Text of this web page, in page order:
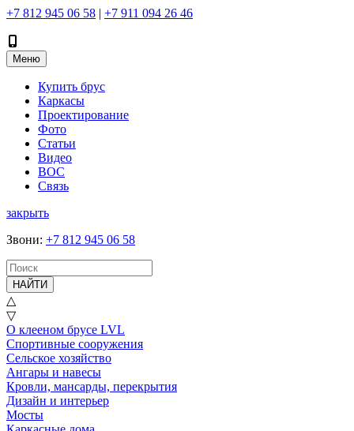
+7 812 945 06 58 | +7 911 094 26 46
Меню
Купить брус
Каркасы
Проектирование
Фото
Статьи
Видео
ВОС
Связь
закрыть
Звони: +7 812 945 06 58
НАЙТИ
△
▽
О клееном брусе LVL
Спортивные сооружения
Сельское хозяйство
Ангары и навесы
Кровли, мансарды, перекрытия
Дизайн и интерьер
Мосты